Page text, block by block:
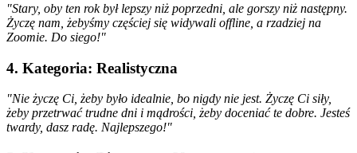
"Stary, oby ten rok był lepszy niż poprzedni, ale gorszy niż następny.
Życzę nam, żebyśmy częściej się widywali offline, a rzadziej na
Zoomie. Do siego!"
4. Kategoria: Realistyczna
"Nie życzę Ci, żeby było idealnie, bo nigdy nie jest. Życzę Ci siły,
żeby przetrwać trudne dni i mądrości, żeby doceniać te dobre. Jesteś
twardy, dasz radę. Najlepszego!"